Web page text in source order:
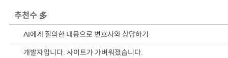
추천수 多
AI에게 질의한 내용으로 변호사와 상담하기
개발자입니다. 사이트가 가벼워졌습니다.